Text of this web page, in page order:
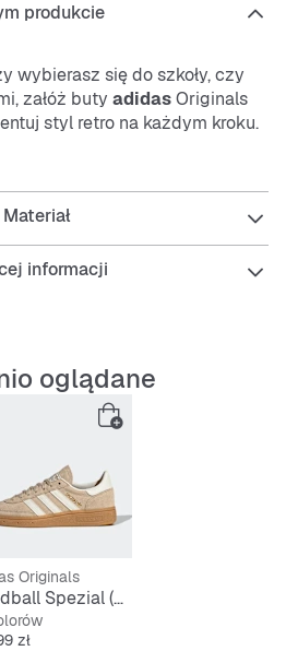
produkcie
wybierasz się do szkoły, czy
załóż buty adidasOriginals
styl retro na każdym kroku.
zadebiutowały w 1979 roku,
z tamtych lat z nowoczesnym
w żywych odcieniach
look, a gumowa podeszwa
która pozwoli pewnym krokiem
i z tworzywa sztucznego
Materiał
informacji
oglądane
Originals
Handball Spezial (GS)
zł